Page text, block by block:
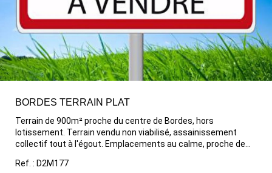
BORDES TERRAIN PLAT
Terrain de 900m² proche du centre de Bordes, hors
lotissement. Terrain vendu non viabilisé, assainissement
collectif tout à l'égout. Emplacements au calme, proche de
minutes de SAFRAN -TURBOMECA, commerces, arrêts de
Ref. : D2M177